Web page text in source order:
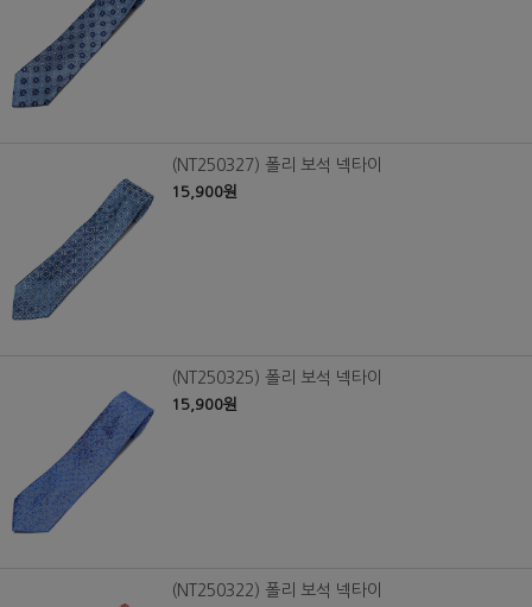
(NT250327) 폴리 보석 넥타이
15,900원
(NT250325) 폴리 보석 넥타이
15,900원
(NT250322) 폴리 보석 넥타이